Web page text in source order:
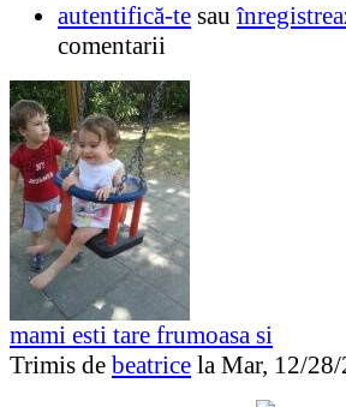
autentifică-te sau
comentarii
mami esti tare frumoasa si
Trimis de beatrice la Mar, 12/